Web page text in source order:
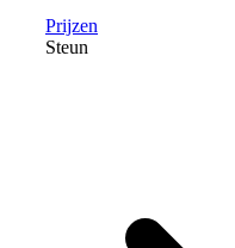
Prijzen
Steun